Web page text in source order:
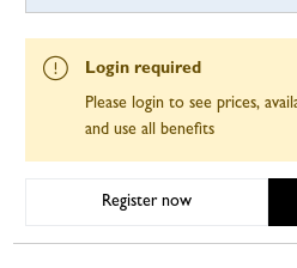
Login required
Please login to see prices,
and use all benefits
Register now